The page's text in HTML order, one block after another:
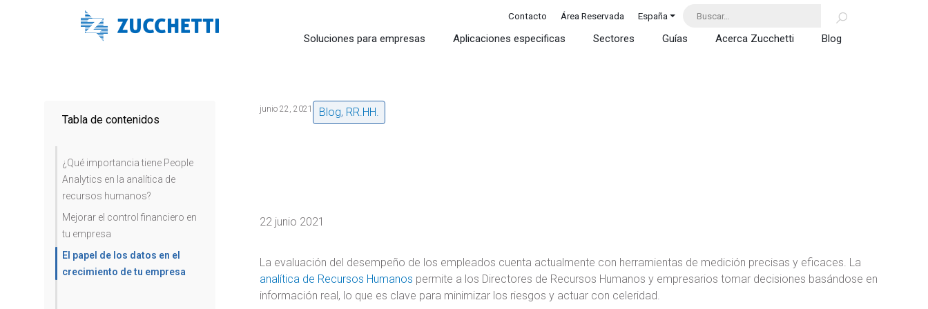
Contacto Área Reservada España
Soluciones para empresas Aplicaciones especificas Sectores Guías Acerca Zucchetti Blog
Tabla de contenidos
¿Qué importancia tiene People
Analytics en la analítica de
recursos humanos?
Mejorar el control financiero en
tu empresa
El papel de los datos en el
crecimiento de tu empresa
junio 22, 2021 Blog, RR.HH.
22 junio 2021
La evaluación del desempeño de los empleados cuenta actualmente con herramientas de medición precisas y eficaces. La
analítica de Recursos Humanos permite a los Directores de Recursos Humanos y empresarios tomar decisiones basándose en
información real, lo que es clave para minimizar los riesgos y actuar con celeridad.